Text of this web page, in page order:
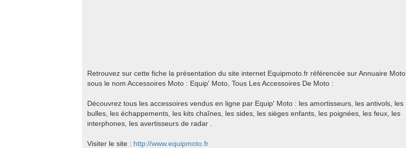
Retrouvez sur cette fiche la présentation du site internet Equipmoto.fr référencée sur Annuaire Moto
sous le nom Accessoires Moto : Equip' Moto, Tous Les Accessoires De Moto :
Découvrez tous les accessoires vendus en ligne par Equip' Moto : les amortisseurs, les antivols, les
bulles, les échappements, les kits chaînes, les sides, les sièges enfants, les poignées, les feux, les
interphones, les avertisseurs de radar .
Visiter le site : http://www.equipmoto.fr